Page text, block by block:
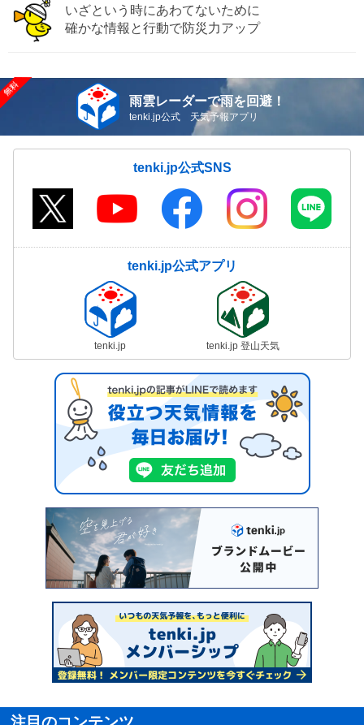
いざという時にあわてないために
確かな情報と行動で防災力アップ
雨雲レーダーで雨を回避！
tenki.jp公式 天気予報アプリ
tenki.jp公式SNS
tenki.jp公式アプリ
tenki.jp tenki.jp 登山天気